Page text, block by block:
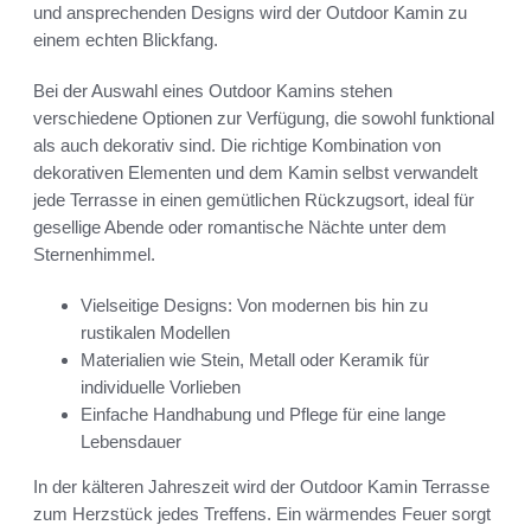
und ansprechenden Designs wird der Outdoor Kamin zu
einem echten Blickfang.
Bei der Auswahl eines Outdoor Kamins stehen
verschiedene Optionen zur Verfügung, die sowohl funktional
als auch dekorativ sind. Die richtige Kombination von
dekorativen Elementen und dem Kamin selbst verwandelt
jede Terrasse in einen gemütlichen Rückzugsort, ideal für
gesellige Abende oder romantische Nächte unter dem
Sternenhimmel.
Vielseitige Designs: Von modernen bis hin zu
rustikalen Modellen
Materialien wie Stein, Metall oder Keramik für
individuelle Vorlieben
Einfache Handhabung und Pflege für eine lange
Lebensdauer
In der kälteren Jahreszeit wird der Outdoor Kamin Terrasse
zum Herzstück jedes Treffens. Ein wärmendes Feuer sorgt